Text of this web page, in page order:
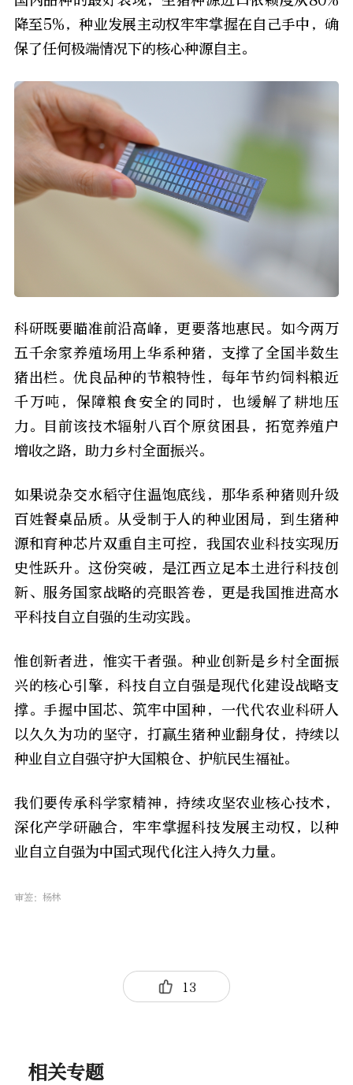
降至5%，种业发展主动权牢牢掌握在自己手中，确
保了任何极端情况下的核心种源自主。
科研既要瞄准前沿高峰，更要落地惠民。如今两万
五千余家养殖场用上华系种猪，支撑了全国半数生
猪出栏。优良品种的节粮特性，每年节约饲料粮近
千万吨，保障粮食安全的同时，也缓解了耕地压
力。目前该技术辐射八百个原贫困县，拓宽养殖户
增收之路，助力乡村全面振兴。
如果说杂交水稻守住温饱底线，那华系种猪则升级
百姓餐桌品质。从受制于人的种业困局，到生猪种
源和育种芯片双重自主可控，我国农业科技实现历
史性跃升。这份突破，是江西立足本土进行科技创
新、服务国家战略的亮眼答卷，更是我国推进高水
平科技自立自强的生动实践。
惟创新者进，惟实干者强。种业创新是乡村全面振
兴的核心引擎，科技自立自强是现代化建设战略支
撑。手握中国芯、筑牢中国种，一代代农业科研人
以久久为功的坚守，打赢生猪种业翻身仗，持续以
种业自立自强守护大国粮仓、护航民生福祉。
我们要传承科学家精神，持续攻坚农业核心技术，
深化产学研融合，牢牢掌握科技发展主动权，以种
业自立自强为中国式现代化注入持久力量。
审签： 杨林
13
相关专题